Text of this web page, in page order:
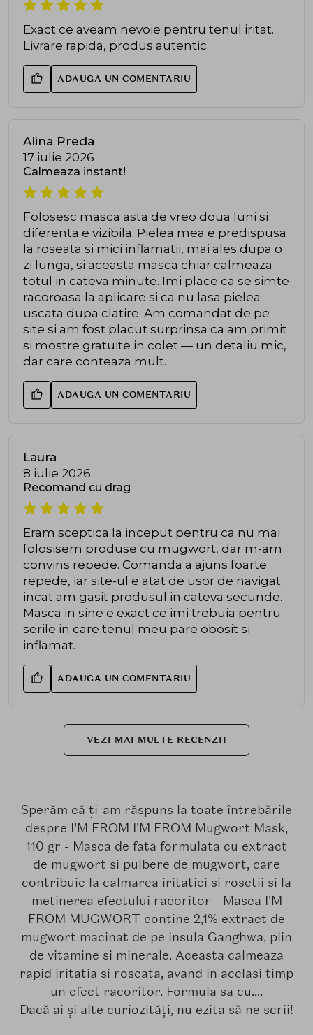
Exact ce aveam nevoie pentru tenul iritat.
Livrare rapida, produs autentic.
ADAUGA UN COMENTARIU
Alina Preda
17 iulie 2026
Calmeaza instant!
Folosesc masca asta de vreo doua luni si
diferenta e vizibila. Pielea mea e predispusa
la roseata si mici inflamatii, mai ales dupa o
zi lunga, si aceasta masca chiar calmeaza
totul in cateva minute. Imi place ca se simte
racoroasa la aplicare si ca nu lasa pielea
uscata dupa clatire. Am comandat de pe
site si am fost placut surprinsa ca am primit
si mostre gratuite in colet — un detaliu mic,
dar care conteaza mult.
ADAUGA UN COMENTARIU
Laura
8 iulie 2026
Recomand cu drag
Eram sceptica la inceput pentru ca nu mai
folosisem produse cu mugwort, dar m-am
convins repede. Comanda a ajuns foarte
repede, iar site-ul e atat de usor de navigat
incat am gasit produsul in cateva secunde.
Masca in sine e exact ce imi trebuia pentru
serile in care tenul meu pare obosit si
inflamat.
ADAUGA UN COMENTARIU
VEZI MAI MULTE RECENZII
Sperăm că ți-am răspuns la toate întrebările
despre I'M FROM I'M FROM Mugwort Mask,
110 gr - Masca de fata formulata cu extract
de mugwort si pulbere de mugwort, care
contribuie la calmarea iritatiei si rosetii si la
metinerea efectului racoritor - Masca I'M
FROM MUGWORT contine 2,1% extract de
mugwort macinat de pe insula Ganghwa, plin
de vitamine si minerale. Aceasta calmeaza
rapid iritatia si roseata, avand in acelasi timp
un efect racoritor. Formula sa cu....
Dacă ai și alte curiozități, nu ezita să ne scrii!